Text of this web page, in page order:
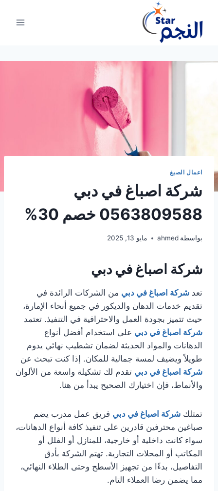
المحتوى
اعمال الصبغ
شركة اصباغ في دبي
0563809588 خصم 30%
بواسطة ahmed مايو 13, 2025
شركة اصباغ في دبي
تعد شركة اصباغ في دبي من الشركات الرائدة في
تقديم خدمات الدهان والديكور في جميع أنحاء الإمارة،
حيث تتميز بجودة العمل والاحترافية في التنفيذ. تعتمد
شركة اصباغ في دبي على استخدام أفضل أنواع
الدهانات والمواد الحديثة لضمان تشطيب نهائي يدوم
طويلاً ويضيف لمسة جمالية للمكان. إذا كنت تبحث عن
شركة اصباغ في دبي تقدم لك تشكيلة واسعة من الألوان
والأنماط، فإن اختيارك الصحيح يبدأ من هنا.
تمتلك شركة اصباغ في دبي فريق عمل مدرب يضم
صباغين محترفين قادرين على تنفيذ كافة أنواع الدهانات،
سواء كانت داخلية أو خارجية، للمنازل أو الفلل أو
المكاتب أو المحلات التجارية. تهتم الشركة بأدق
التفاصيل، بدءًا من تجهيز الأسطح وحتى الطلاء النهائي،
مما يضمن رضا العملاء التام.